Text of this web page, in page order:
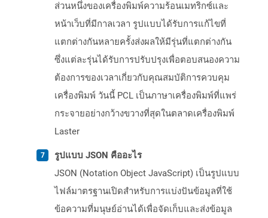
ส่วนหนึ่งของเครื่องพิมพ์ความร้อนเมทริกซ์และ
หน้าเว็บที่มีกาลเวลา รูปแบบได้รับการแก้ไขที่
แตกต่างกันหลายครั้งส่งผลให้มีรุ่นที่แตกต่างกัน
ซึ่งแต่ละรุ่นได้รับการปรับปรุงเพื่อตอบสนองความ
ต้องการของเวลาเกี่ยวกับคุณสมบัติการควบคุม
เครื่องพิมพ์ วันนี้ PCL เป็นภาษาเครื่องพิมพ์ที่แพร่
กระจายอย่างกว้างขวางที่สุดในตลาดเครื่องพิมพ์
Laster
รูปแบบ JSON คืออะไร
JSON (Notation Object JavaScript) เป็นรูปแบบ
ไฟล์มาตรฐานเปิดสำหรับการแบ่งปันข้อมูลที่ใช้
ข้อความที่มนุษย์อ่านได้เพื่อจัดเก็บและส่งข้อมูล